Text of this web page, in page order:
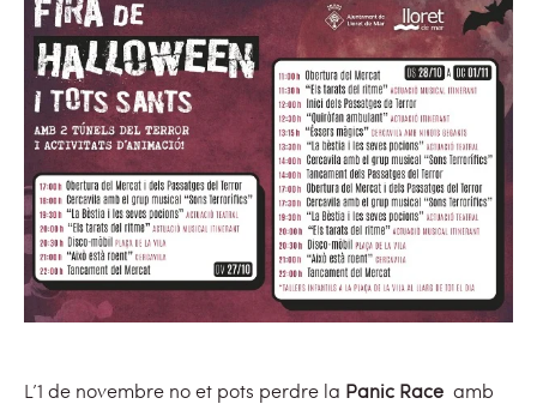
L’1 de novembre no et pots perdre la Panic Race amb